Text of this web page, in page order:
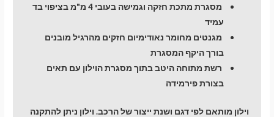
מסגרת מתכת חזקה וגמישה בעובי 4 מ"מ בציפוי בד
עמיד
מגנטים מחומר נאודימיום חזקים מהרגיל מובנים
בורך היקף המסגרת
רשת מתוחה היטב בתוך מסגרת הוילון עם תאים
בצורת פירמידה
וילון מותאם לפי דגם ושנת ייצור של הרכב. וילון ניתן להתקנה